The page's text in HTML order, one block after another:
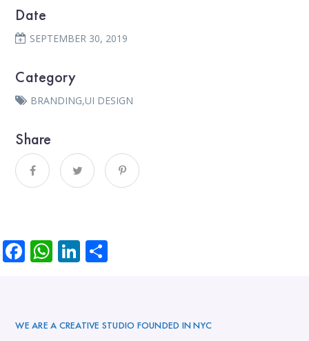
Date
SEPTEMBER 30, 2019
Category
BRANDING,UI DESIGN
Share
Facebook
WhatsApp
LinkedIn
WE ARE A CREATIVE STUDIO FOUNDED IN NYC